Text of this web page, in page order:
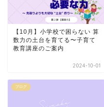
【10月】小学校で困らない 算
数力の土台を育てる〜子育て
教育講座のご案内
2024-10-01
ブログ